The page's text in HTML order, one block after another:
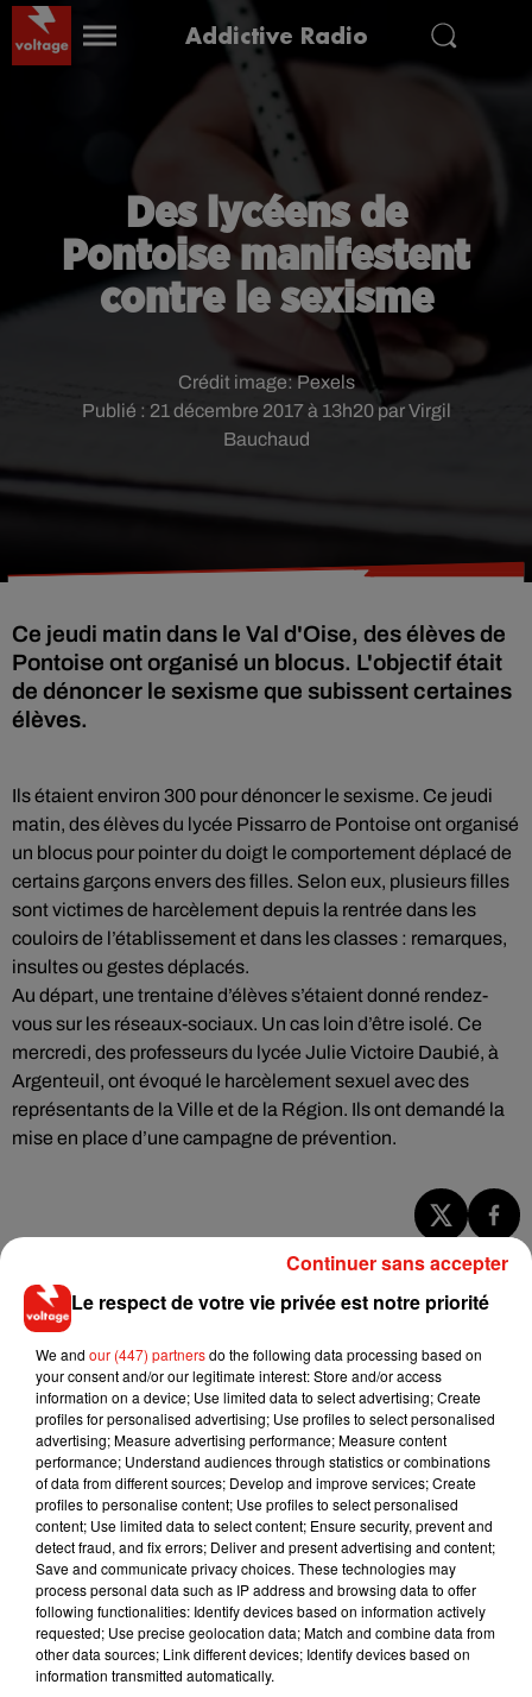
Addictive Radio
Des lycéens de
Pontoise manifestent
contre le sexisme
Publié : 21 décembre 2017 à 13h20 par Virgil
Bauchaud
Crédit image:Pexels
Ce jeudi matin dans le Val d'Oise, des élèves de
Pontoise ont organisé un blocus. L'objectif était
de dénoncer le sexisme que subissent certaines
élèves.
Ils étaient environ 300 pour dénoncer le sexisme. Ce jeudi
matin, des élèves du lycée Pissarro de Pontoise ont organisé
un blocus pour pointer du doigt le comportement déplacé de
certains garçons envers des filles. Selon eux, plusieurs filles
sont victimes de harcèlement depuis la rentrée dans les
couloirs de l’établissement et dans les classes : remarques,
insultes ou gestes déplacés.
Au départ, une trentaine d’élèves s’étaient donné rendez-
vous sur les réseaux-sociaux. Un cas loin d’être isolé. Ce
mercredi, des professeurs du lycée Julie Victoire Daubié, à
Argenteuil, ont évoqué le harcèlement sexuel avec des
représentants de la Ville et de la Région. Ils ont demandé la
mise en place d’une campagne de prévention.
7 août 2026
album après sa tournée mondiale
Angèle et Amélie Lens dévoilent leur
collaboration tant attendue
Il y a 10 ans, DJ Snake changeait de
dimension avec son premier...
Le respect de votre vie privée est notre priorité
We and our (447) partnersdo the following data processing based on
your consent and/or our legitimate interest: Store and/or access
information on a device; Use limited data to select advertising; Create
profiles for personalised advertising; Use profiles to select personalised
advertising; Measure advertising performance; Measure content
performance; Understand audiences through statistics or combinations
of data from different sources; Develop and improve services; Create
profiles to personalise content; Use profiles to select personalised
content; Use limited data to select content; Ensure security, prevent and
detect fraud, and fix errors; Deliver and present advertising and content;
Save and communicate privacy choices. These technologies may
process personal data such as IP address and browsing data to offer
following functionalities: Identify devices based on information actively
requested; Use precise geolocation data; Match and combine data from
other data sources; Link different devices; Identify devices based on
information transmitted automatically.
Continuer sans accepter